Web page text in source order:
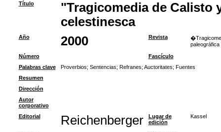
Título
"Tragicomedia de Calisto
celestinesca
Año 2000 Revista
paleográfica
Número
Fascículo
Palabras clave
Proverbios; Sentencias; Refranes; Auctoritates; Fuentes
Resumen
Dirección
Autor
corporativo
Editorial
Reichenberger
Lugar de
edición
Kassel